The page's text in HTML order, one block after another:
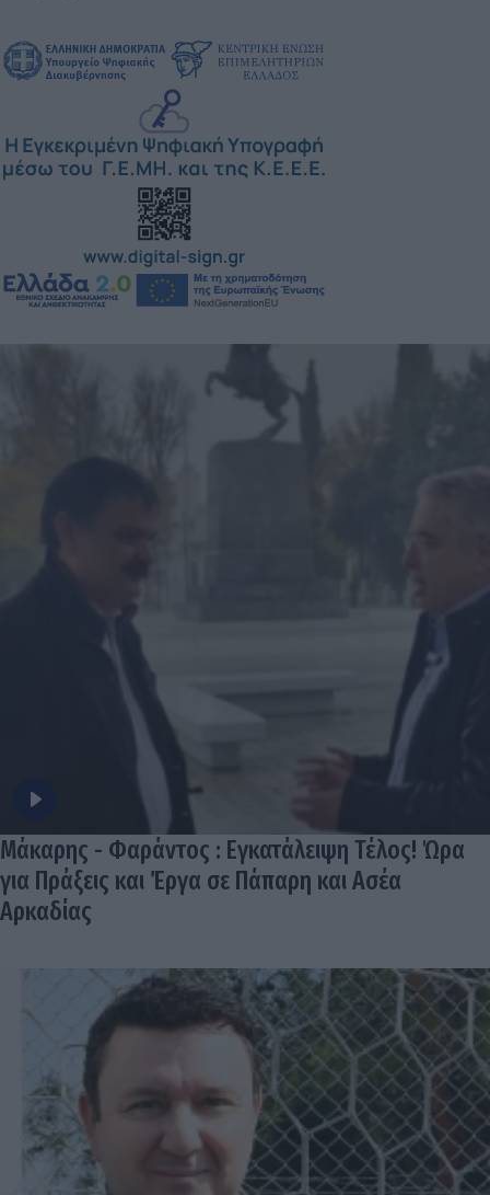
Μάκαρης - Φαράντος : Εγκατάλειψη Τέλος! Ώρα
για Πράξεις και Έργα σε Πάπαρη και Ασέα
Αρκαδίας